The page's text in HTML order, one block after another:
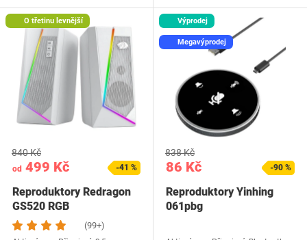
O třetinu levnější
od 499 Kč
840 Kč
-41 %
Reproduktory Redragon
GS520 RGB
(99+)
Výprodej
Megavýprodej
86 Kč
838 Kč
-90 %
Reproduktory Yinhing
061pbg